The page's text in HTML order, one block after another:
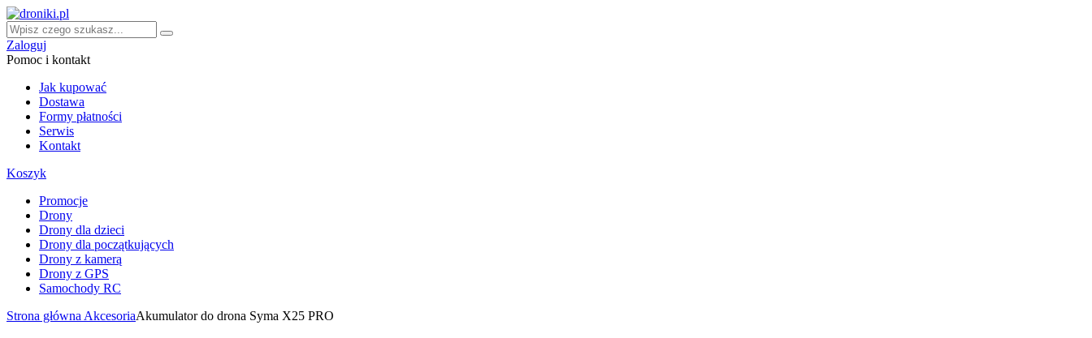
Zaloguj
Pomoc i kontakt
Jak kupować
Dostawa
Formy płatności
Serwis
Kontakt
Koszyk
Promocje
Drony
Drony dla dzieci
Drony dla początkujących
Drony z kamerą
Drony z GPS
Samochody RC
Strona główna AkcesoriaAkumulator do drona Syma X25 PRO